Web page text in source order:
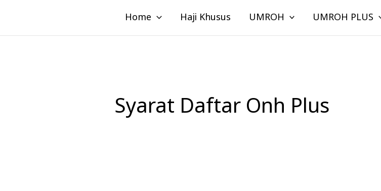
konten
Home Haji Khusus UMROH UMROH PLUS
Syarat Daftar Onh Plus